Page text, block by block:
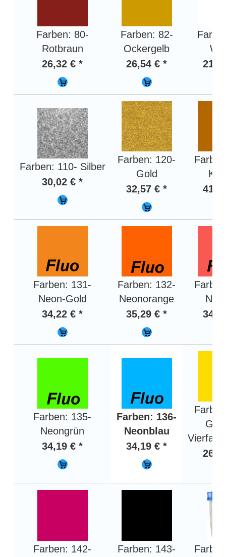
Farben: 80-
Rotbraun
26,32 € *
Farben: 82-
Ockergelb
26,54 € *
Farben: 110- Silber
30,02 € *
Farben: 120-
Gold
32,57 € *
Farben: 131-
Neon-Gold
34,22 € *
Farben: 132-
Neonorange
35,29 € *
Farben: 135-
Neongrün
34,19 € *
Farben: 136-
Neonblau
34,19 € *
Farben: 142-
Farben: 143-